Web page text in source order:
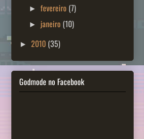
►fevereiro (7)
► janeiro (10)
► 2010 (35)
Godmode no Facebook